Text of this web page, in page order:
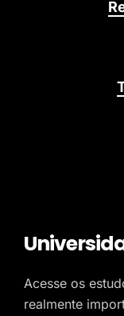
Acesse os
realmente